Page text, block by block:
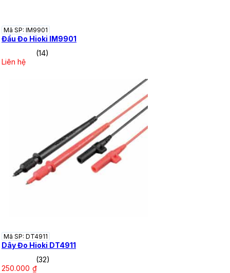
Mã SP: IM9901
Đầu Đo Hioki IM9901
(14)
Liên hệ
Mã SP: DT4911
Dây Đo Hioki DT4911
(32)
250.000 ₫